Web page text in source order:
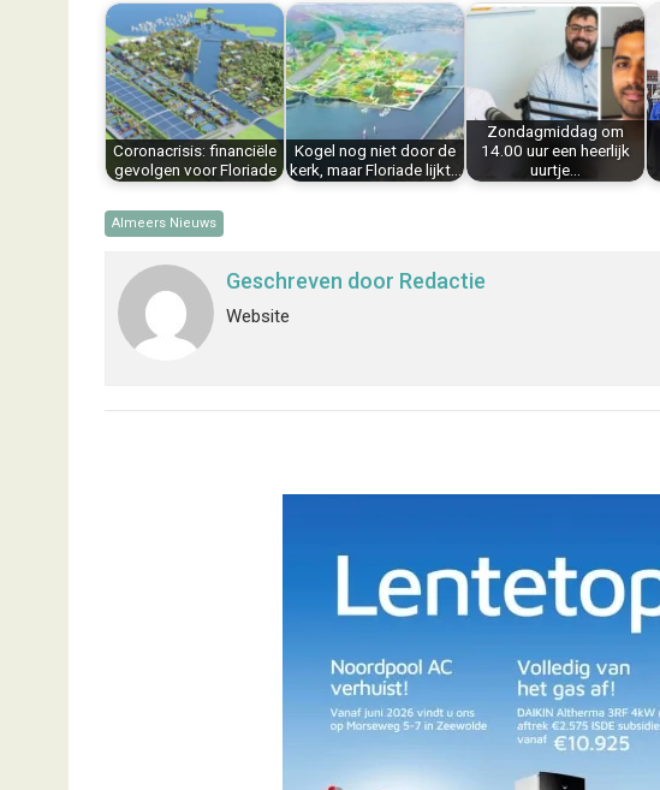
b
o
o
k
e
r
e
s
t
e
d
I
n
l
s
A
p
p
n
Coronacrisis: financiële
gevolgen voor Floriade
Kogel nog niet door de
kerk, maar Floriade lijkt…
Zondagmiddag om
14.00 uur een heerlijk
uurtje…
Almeers Nieuws
Geschreven door Redactie
Website